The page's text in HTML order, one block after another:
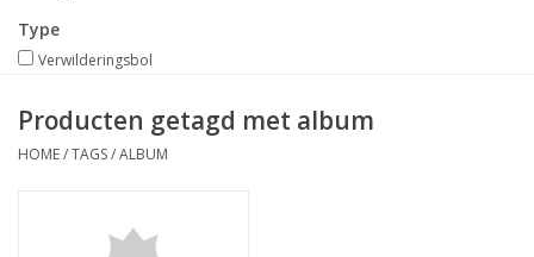
Nieuws
Type
Verwilderingsbol
Producten getagd met album
HOME/TAGS/ALBUM